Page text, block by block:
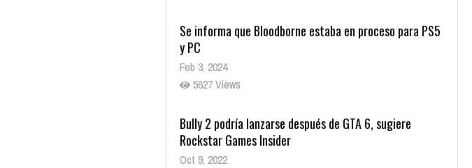
Se informa que Bloodborne estaba en proceso para PS5
y PC
Feb 3, 2024
5627 Views
Bully 2 podría lanzarse después de GTA 6, sugiere
Rockstar Games Insider
Oct 9, 2022